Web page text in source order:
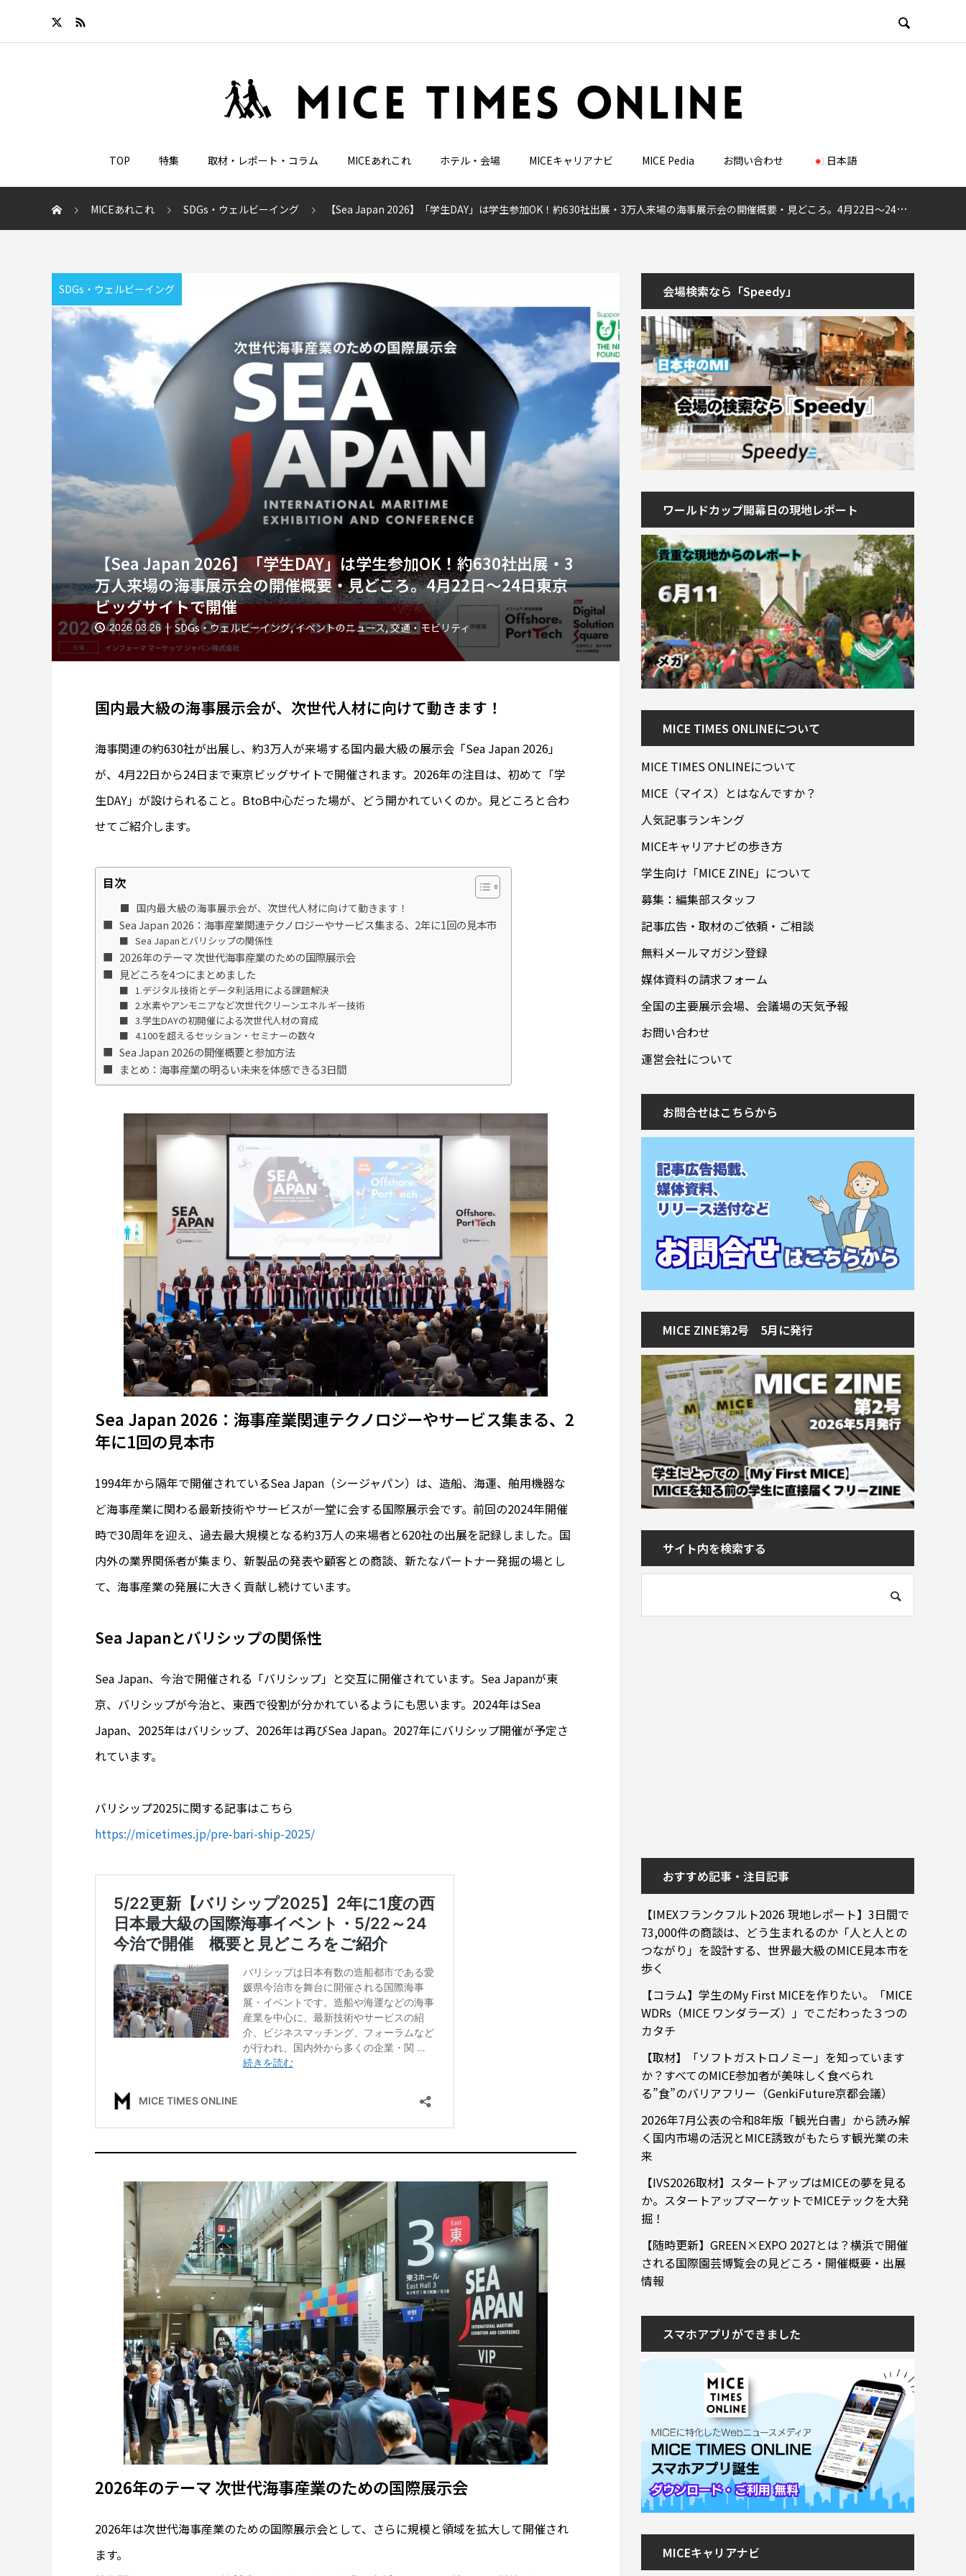

TOP 特集 取材・レポート・コラム MICEあれこれ ホテル・会場 MICEキャリアナビ MICE Pedia お問い合わせ 日本語
MICEあれこれ SDGs・ウェルビーイング 【Sea Japan 2026】「学生DAY」は学生参加OK！約630社出展・3万人来場の海事展示会の開催概要・見どころ。4月22日～24日東京ビッグサイトで開催
SDGs・ウェルビーイング
【Sea Japan 2026】「学生DAY」は学生参加OK！約630社出展・3
万人来場の海事展示会の開催概要・見どころ。4月22日～24日東京
ビッグサイトで開催
2026.03.26 SDGs・ウェルビーイング,イベントのニュース,交通・モビリティ
国内最大級の海事展示会が、次世代人材に向けて動きます！
海事関連の約630社が出展し、約3万人が来場する国内最大級の展示会「Sea Japan 2026」
が、4月22日から24日まで東京ビッグサイトで開催されます。2026年の注目は、初めて「学
生DAY」が設けられること。BtoB中心だった場が、どう開かれていくのか。見どころと合わ
せてご紹介します。
目次
国内最大級の海事展示会が、次世代人材に向けて動きます！
Sea Japan 2026：海事産業関連テクノロジーやサービス集まる、2年に1回の見本市
Sea Japanとバリシップの関係性
2026年のテーマ 次世代海事産業のための国際展示会
見どころを4つにまとめました
1.デジタル技術とデータ利活用による課題解決
2.水素やアンモニアなど次世代クリーンエネルギー技術
3.学生DAYの初開催による次世代人材の育成
4.100を超えるセッション・セミナーの数々
Sea Japan 2026の開催概要と参加方法
まとめ：海事産業の明るい未来を体感できる3日間
Sea Japan 2026：海事産業関連テクノロジーやサービス集まる、2
年に1回の見本市
1994年から隔年で開催されているSea Japan（シージャパン）は、造船、海運、舶用機器な
ど海事産業に関わる最新技術やサービスが一堂に会する国際展示会です。前回の2024年開催
時で30周年を迎え、過去最大規模となる約3万人の来場者と620社の出展を記録しました。国
内外の業界関係者が集まり、新製品の発表や顧客との商談、新たなパートナー発掘の場とし
て、海事産業の発展に大きく貢献し続けています。
Sea Japanとバリシップの関係性
Sea Japan、今治で開催される「バリシップ」と交互に開催されています。Sea Japanが東
京、バリシップが今治と、東西で役割が分かれているようにも思います。2024年はSea
Japan、2025年はバリシップ、2026年は再びSea Japan。2027年にバリシップ開催が予定さ
れています。
バリシップ2025に関する記事はこちら
https://micetimes.jp/pre-bari-ship-2025/
2026年のテーマ 次世代海事産業のための国際展示会
2026年は次世代海事産業のための国際展示会として、さらに規模と領域を拡大して開催され
ます。
会場検索なら「Speedy」
ワールドカップ開幕日の現地レポート
MICE TIMES ONLINEについて
MICE TIMES ONLINEについて
MICE（マイス）とはなんですか？
人気記事ランキング
MICEキャリアナビの歩き方
学生向け「MICE ZINE」について
募集：編集部スタッフ
記事広告・取材のご依頼・ご相談
無料メールマガジン登録
媒体資料の請求フォーム
全国の主要展示会場、会議場の天気予報
お問い合わせ
運営会社について
お問合せはこちらから
MICE ZINE第2号 5月に発行
サイト内を検索する
おすすめ記事・注目記事
【IMEXフランクフルト2026 現地レポート】3日間で
73,000件の商談は、どう生まれるのか「人と人との
つながり」を設計する、世界最大級のMICE見本市を
歩く
【コラム】学生のMy First MICEを作りたい。「MICE
WDRs（MICE ワンダラーズ）」でこだわった３つの
カタチ
【取材】「ソフトガストロノミー」を知っています
か？すべてのMICE参加者が美味しく食べられ
る”食”のバリアフリー（GenkiFuture京都会議）
2026年7月公表の令和8年版「観光白書」から読み解
く国内市場の活況とMICE誘致がもたらす観光業の未
来
【IVS2026取材】スタートアップはMICEの夢を見る
か。スタートアップマーケットでMICEテックを大発
掘！
【随時更新】GREEN×EXPO 2027とは？横浜で開催
される国際園芸博覧会の見どころ・開催概要・出展
情報
スマホアプリができました
MICEキャリアナビ